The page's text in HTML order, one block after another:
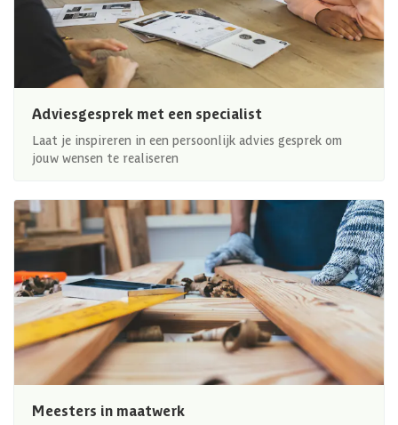
Adviesgesprek met een specialist
Laat je inspireren in een persoonlijk advies gesprek om
jouw wensen te realiseren
Meesters in maatwerk